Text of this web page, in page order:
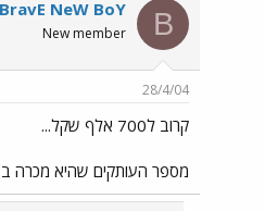
B
BravE NeW BoY
New member
28/4/04
קרוב ל700 אלף שקל...
מספר העותקים שהיא מכרה